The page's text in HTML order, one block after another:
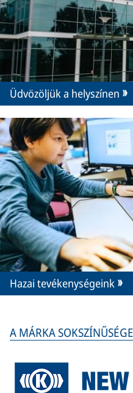
Üdvözöljük a helyszínen
Hazai tevékenységeink
A MÁRKA